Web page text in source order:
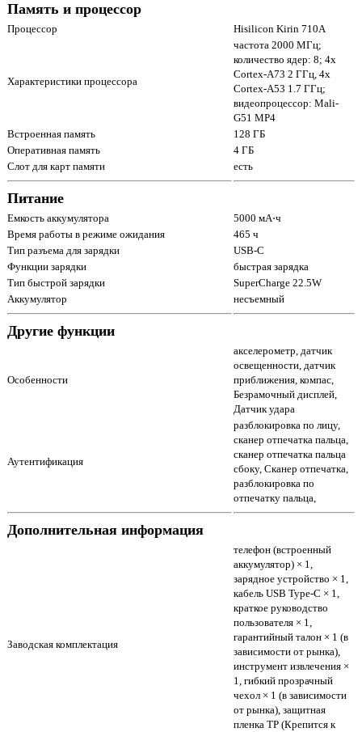
Память и процессор
Процессор Hisilicon Kirin 710A
Характеристики процессора
частота 2000 МГц;
количество ядер: 8; 4x
Cortex-A73 2 ГГц, 4x
Cortex-A53 1.7 ГГц;
видеопроцессор: Mali-
G51 MP4
Встроенная память
128 ГБ
Оперативная память
4 ГБ
Слот для карт памяти
есть
Питание
Емкость аккумулятора
5000 мА⋅ч
Время работы в режиме ожидания
465 ч
Тип разъема для зарядки
USB-C
Функции зарядки
быстрая зарядка
Тип быстрой зарядки
SuperCharge 22.5W
Аккумулятор
несъемный
Другие функции
Особенности
акселерометр, датчик
освещенности, датчик
приближения, компас,
Безрамочный дисплей,
Датчик удара
Аутентификация
разблокировка по лицу,
сканер отпечатка пальца,
сканер отпечатка пальца
сбоку, Сканер отпечатка,
разблокировка по
отпечатку пальца,
Дополнительная информация
Заводская комплектация
телефон (встроенный
аккумулятор) × 1,
зарядное устройство × 1,
кабель USB Type-C × 1,
краткое руководство
пользователя × 1,
гарантийный талон × 1 (в
зависимости от рынка),
инструмент извлечения ×
1, гибкий прозрачный
чехол × 1 (в зависимости
от рынка), защитная
пленка TP (Крепится к